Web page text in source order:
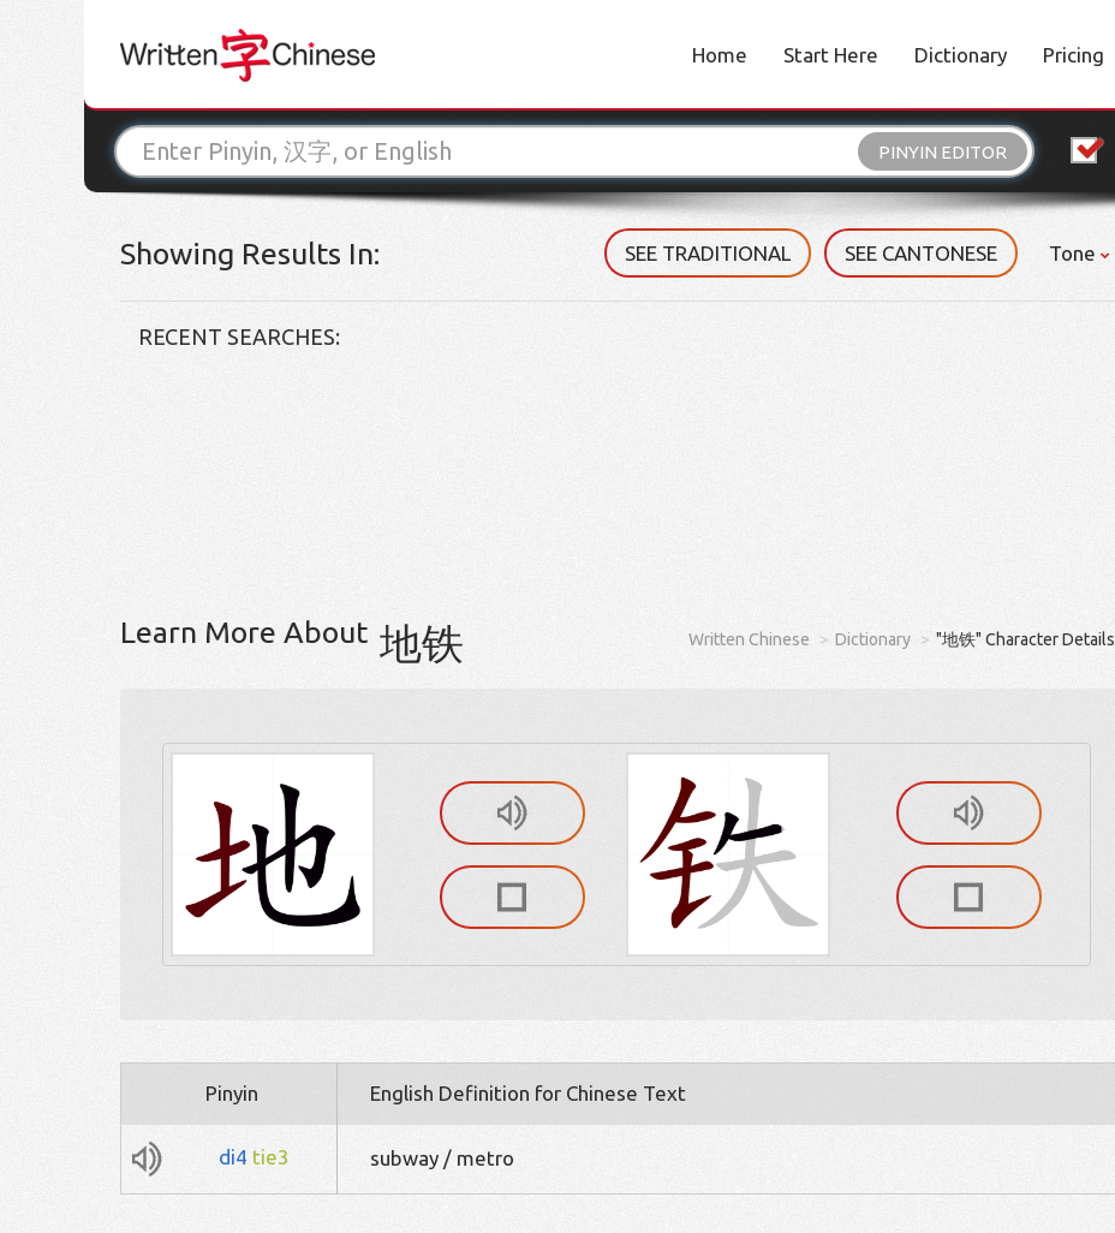
Home Start Here Dictionary Pricing
PINYIN EDITOR
Showing Results In: SEE TRADITIONAL SEE CANTONESE Tone
RECENT SEARCHES:
Learn More About 地铁 Written Chinese Dictionary "地铁" Character Details
Pinyin English Definition for Chinese Text
di4 tie3 subway / metro